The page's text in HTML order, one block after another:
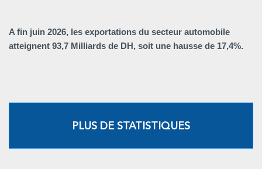
A fin juin 2026, les exportations du secteur automobile
atteignent 93,7 Milliards de DH, soit une hausse de 17,4%.
PLUS DE STATISTIQUES